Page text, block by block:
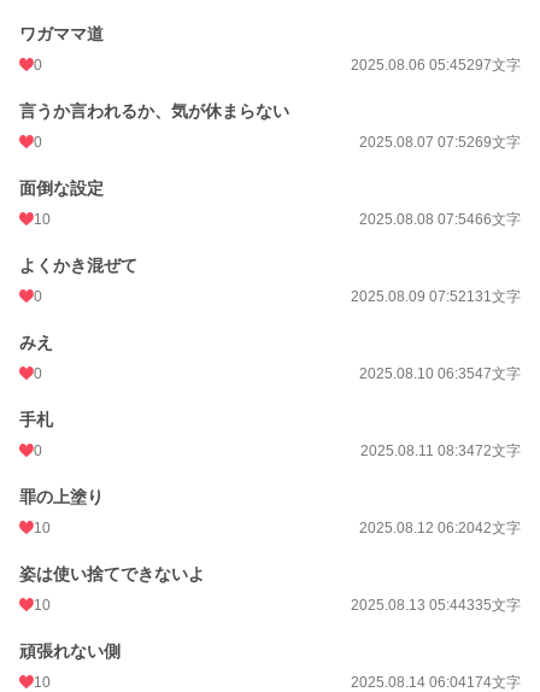
ワガママ道
0 2025.08.06 05:45297文字
言うか言われるか、気が休まらない
0 2025.08.07 07:5269文字
面倒な設定
10 2025.08.08 07:5466文字
よくかき混ぜて
0 2025.08.09 07:52131文字
みえ
0 2025.08.10 06:3547文字
手札
0 2025.08.11 08:3472文字
罪の上塗り
10 2025.08.12 06:2042文字
姿は使い捨てできないよ
10 2025.08.13 05:44335文字
頑張れない側
10 2025.08.14 06:04174文字